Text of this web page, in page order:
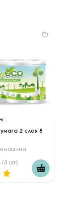
Вс
2 слоя 8
(8 шт)